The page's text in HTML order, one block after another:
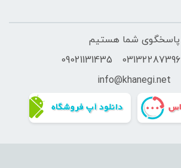
پاسخگوی شما هستیم
03132287396
09021131435
info@khanegi.net